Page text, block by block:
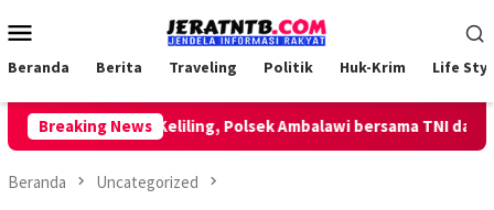
ke
Mobile
Beranda Berita Traveling Politik Huk-Krim Life
Breaking News
Patroli Keliling, Polsek Ambalawi bersama TNI dan
Beranda Uncategorized